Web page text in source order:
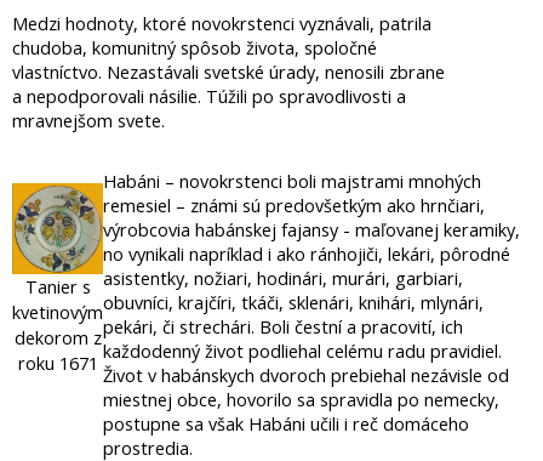
Medzi hodnoty, ktoré novokrstenci vyznávali, patrila
chudoba, komunitný spôsob života, spoločné
vlastníctvo. Nezastávali svetské úrady, nenosili zbrane
a nepodporovali násilie. Túžili po spravodlivosti a
mravnejšom svete.
Tanier s
kvetinovým
dekorom z
roku 1671
Habáni – novokrstenci boli majstrami mnohých
remesiel – známi sú predovšetkým ako hrnčiari,
výrobcovia habánskej fajansy - maľovanej keramiky,
no vynikali napríklad i ako ránhojiči, lekári, pôrodné
asistentky, nožiari, hodinári, murári, garbiari,
obuvníci, krajčíri, tkáči, sklenári, knihári, mlynári,
pekári, či strechári. Boli čestní a pracovití, ich
každodenný život podliehal celému radu pravidiel.
Život v habánskych dvoroch prebiehal nezávisle od
miestnej obce, hovorilo sa spravidla po nemecky,
postupne sa však Habáni učili i reč domáceho
prostredia.